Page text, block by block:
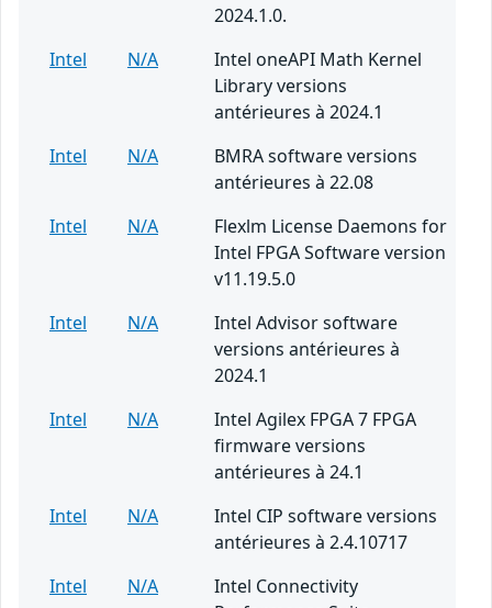
2024.1.0.
Intel
N/A
Intel oneAPI Math Kernel
Library versions
antérieures à 2024.1
Intel
N/A
BMRA software versions
antérieures à 22.08
Intel
N/A
Flexlm License Daemons for
Intel FPGA Software version
v11.19.5.0
Intel
N/A
Intel Advisor software
versions antérieures à
2024.1
Intel
N/A
Intel Agilex FPGA 7 FPGA
firmware versions
antérieures à 24.1
Intel
N/A
Intel CIP software versions
antérieures à 2.4.10717
Intel
N/A
Intel Connectivity